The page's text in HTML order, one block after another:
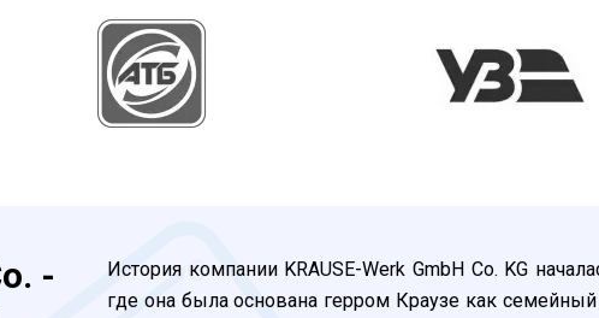
-
История компании KRAUSE-Werk GmbH Co. KG
где она была основана герром Краузе как